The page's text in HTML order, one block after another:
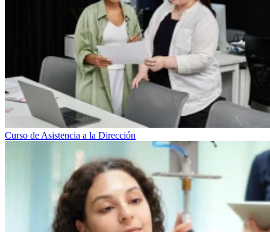
Curso de Asistencia a la Dirección